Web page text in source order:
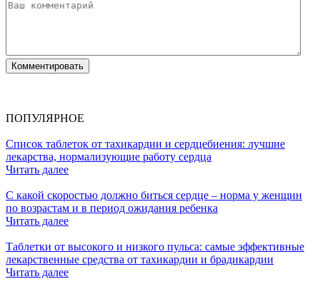
ПОПУЛЯРНОЕ
Список таблеток от тахикардии и сердцебиения: лучшие
лекарства, нормализующие работу сердца
Читать далее
С какой скоростью должно биться сердце – норма у женщин
по возрастам и в период ожидания ребенка
Читать далее
Таблетки от высокого и низкого пульса: самые эффективные
лекарственные средства от тахикардии и брадикардии
Читать далее